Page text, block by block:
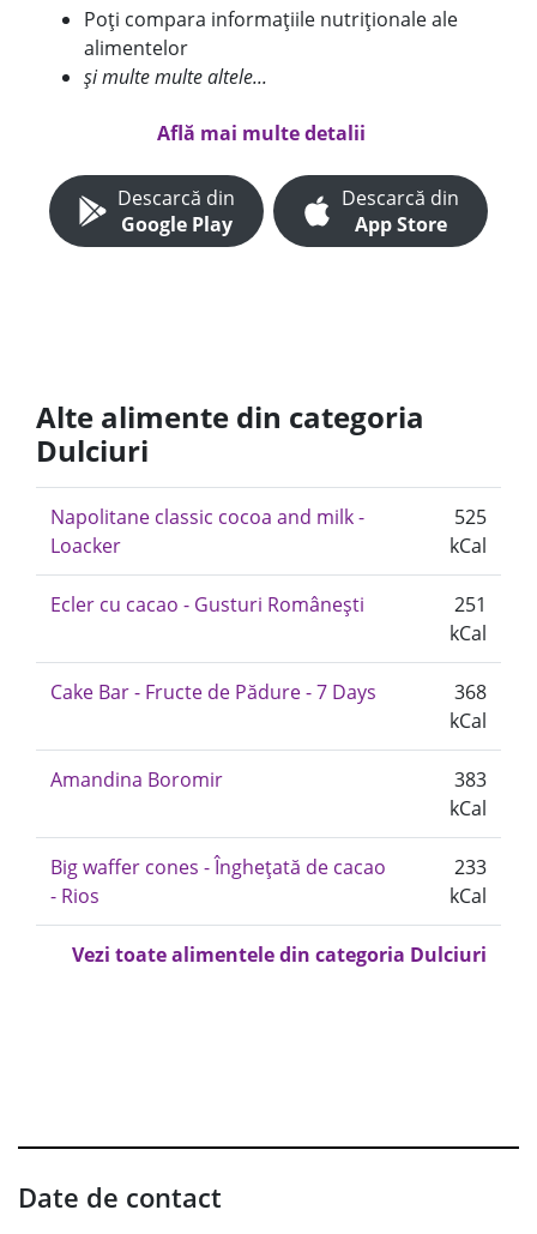
Poți compara informațiile nutriționale ale
alimentelor
și multe multe altele...
Află mai multe detalii
Descarcă din
Google Play
Descarcă din
App Store
Alte alimente din categoria
Dulciuri
Napolitane classic cocoa and milk -
Loacker
525
kCal
Ecler cu cacao - Gusturi Românești
251
kCal
Cake Bar - Fructe de Pădure - 7 Days
368
kCal
Amandina Boromir
383
kCal
Big waffer cones - Înghețată de cacao
- Rios
233
kCal
Vezi toate alimentele din categoria Dulciuri
Date de contact